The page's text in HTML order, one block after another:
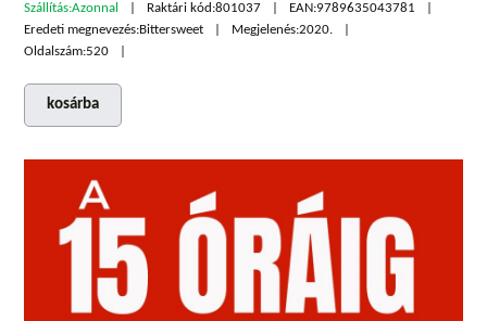
Szállítás:Azonnal Raktári kód:801037 EAN:9789635043781
Eredeti megnevezés:Bittersweet Megjelenés:2020.
Oldalszám:520
kosárba